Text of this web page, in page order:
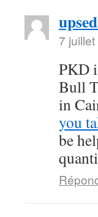
7
PKD
Bull
in
you
be